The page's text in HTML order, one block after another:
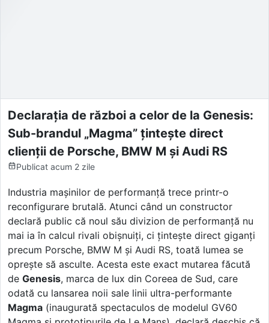
Declarația de război a celor de la Genesis:
Sub-brandul „Magma” țintește direct
clienții de Porsche, BMW M și Audi RS
Publicat acum 2 zile
Industria mașinilor de performanță trece printr-o
reconfigurare brutală. Atunci când un constructor
declară public că noul său divizion de performanță nu
mai ia în calcul rivali obișnuiți, ci țintește direct giganți
precum Porsche, BMW M și Audi RS, toată lumea se
oprește să asculte. Acesta este exact mutarea făcută
de Genesis, marca de lux din Coreea de Sud, care
odată cu lansarea noii sale linii ultra-performante
Magma (inaugurată spectaculos de modelul GV60